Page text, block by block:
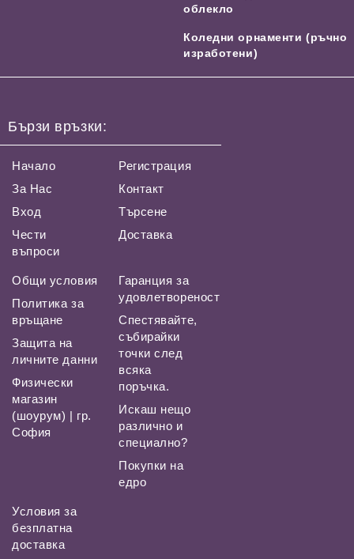
облекло
Коледни орнаменти (ръчно
изработени)
Бързи връзки:
Начало
За Нас
Вход
Чести
въпроси
Регистрация
Контакт
Търсене
Доставка
Общи условия
Политика за
връщане
Защита на
личните данни
Физически
магазин
(шоурум) | гр.
София
Гаранция за
удовлетвореност
Спестявайте,
събирайки
точки след
всяка
поръчка.
Искаш нещо
различно и
специално?
Покупки на
едро
Условия за
безплатна
доставка